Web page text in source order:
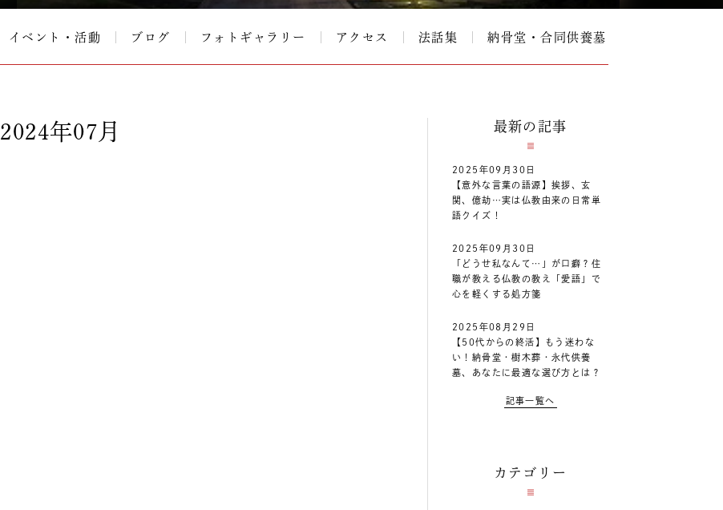
イベント・活動 ブログ フォトギャラリー アクセス 法話集 納骨堂・合同供養墓
2024年07月 最新の記事
2025年09月30日
【意外な言葉の語源】挨拶、玄
関、億劫…実は仏教由来の日常単
語クイズ！
2025年09月30日
「どうせ私なんて…」が口癖？住
職が教える仏教の教え「愛語」で
心を軽くする処方箋
2025年08月29日
【50代からの終活】もう迷わな
い！納骨堂・樹木葬・永代供養
墓、あなたに最適な選び方とは？
記事一覧へ
カテゴリー